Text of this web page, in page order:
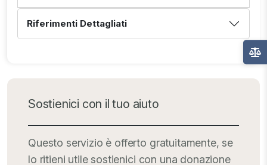
Riferimenti Dettagliati
Sostienici con il tuo aiuto
Questo servizio è offerto gratuitamente, se
lo ritieni utile sostienici con una donazione